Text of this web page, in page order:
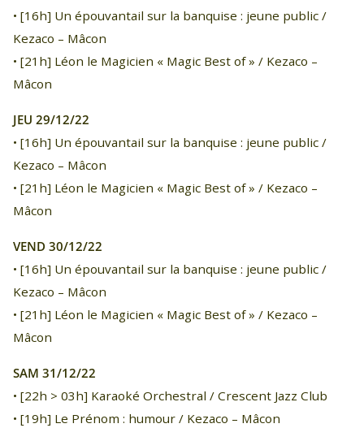
• [16h] Un épouvantail sur la banquise : jeune public /
Kezaco – Mâcon
• [21h] Léon le Magicien « Magic Best of » / Kezaco –
Mâcon
JEU 29/12/22
• [16h] Un épouvantail sur la banquise : jeune public /
Kezaco – Mâcon
• [21h] Léon le Magicien « Magic Best of » / Kezaco –
Mâcon
VEND 30/12/22
• [16h] Un épouvantail sur la banquise : jeune public /
Kezaco – Mâcon
• [21h] Léon le Magicien « Magic Best of » / Kezaco –
Mâcon
SAM 31/12/22
• [22h > 03h] Karaoké Orchestral / Crescent Jazz Club
• [19h] Le Prénom : humour / Kezaco – Mâcon